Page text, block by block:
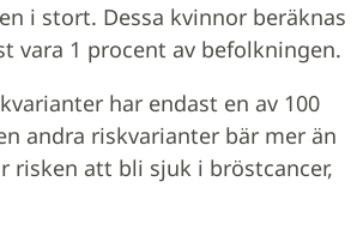
i stort. Dessa kvinnor beräknas
vara 1 procent av befolkningen.
har endast en av 100
andra riskvarianter bär mer än
risken att bli sjuk i bröstcancer,